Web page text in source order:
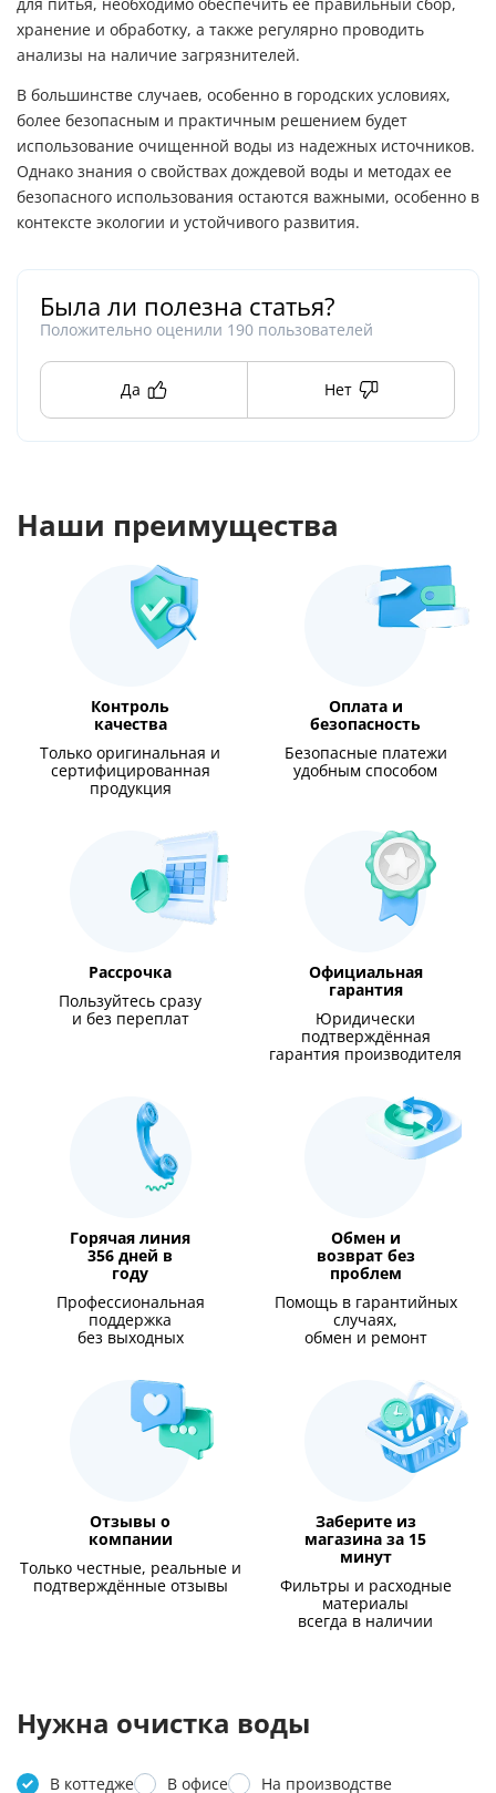
для питья, необходимо обеспечить ее правильный сбор,
хранение и обработку, а также регулярно проводить
анализы на наличие загрязнителей.
В большинстве случаев, особенно в городских условиях,
более безопасным и практичным решением будет
использование очищенной воды из надежных источников.
Однако знания о свойствах дождевой воды и методах ее
безопасного использования остаются важными, особенно в
контексте экологии и устойчивого развития.
Была ли полезна статья?
Положительно оценили 190 пользователей
Да Нет
Наши преимущества
Контроль
качества
Только оригинальная и
сертифицированная
продукция
Оплата и
безопасность
Безопасные платежи
удобным способом
Рассрочка
Пользуйтесь сразу
и без переплат
Официальная
гарантия
Юридически
подтверждённая
гарантия производителя
Горячая линия
356 дней в
году
Профессиональная
поддержка
без выходных
Обмен и
возврат без
проблем
Помощь в гарантийных
случаях,
обмен и ремонт
Отзывы о
компании
Только честные, реальные и
подтверждённые отзывы
Заберите из
магазина за 15
минут
Фильтры и расходные
материалы
всегда в наличии
Нужна очистка воды
В коттедже В офисе На производстве